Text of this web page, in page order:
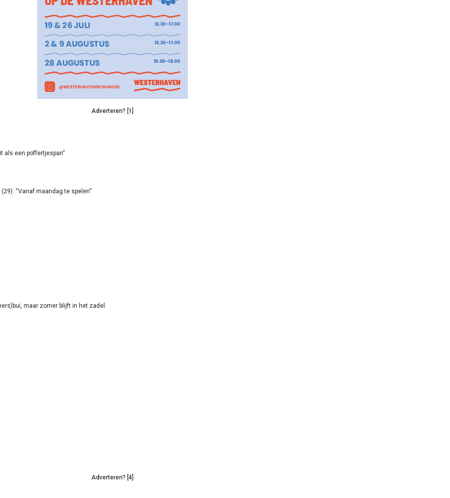
Adverteren? [1]
als een poffertjespan”
“Vanaf maandag te spelen”
maar zomer blijft in het zadel
Adverteren? [4]